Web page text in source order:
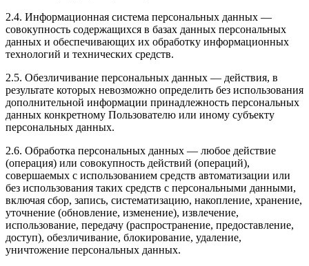
2.4. Информационная система персональных данных —
совокупность содержащихся в базах данных персональных
данных и обеспечивающих их обработку информационных
технологий и технических средств.
2.5. Обезличивание персональных данных — действия, в
результате которых невозможно определить без использования
дополнительной информации принадлежность персональных
данных конкретному Пользователю или иному субъекту
персональных данных.
2.6. Обработка персональных данных — любое действие
(операция) или совокупность действий (операций),
совершаемых с использованием средств автоматизации или
без использования таких средств с персональными данными,
включая сбор, запись, систематизацию, накопление, хранение,
уточнение (обновление, изменение), извлечение,
использование, передачу (распространение, предоставление,
доступ), обезличивание, блокирование, удаление,
уничтожение персональных данных.